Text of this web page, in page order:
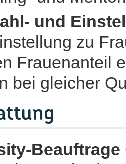
und
zu
Frauenanteil
bei gleicher
Beauftrage